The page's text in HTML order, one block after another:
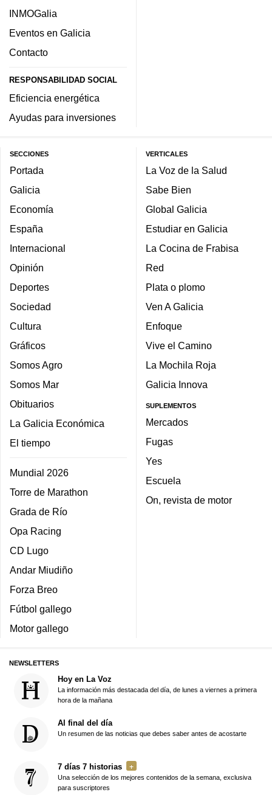
INMOGalia
Eventos en Galicia
Contacto
RESPONSABILIDAD SOCIAL
Eficiencia energética
Ayudas para inversiones
SECCIONES
Portada
Galicia
Economía
España
Internacional
Opinión
Deportes
Sociedad
Cultura
Gráficos
Somos Agro
Somos Mar
Obituarios
La Galicia Económica
El tiempo
Mundial 2026
Torre de Marathon
Grada de Río
Opa Racing
CD Lugo
Andar Miudiño
Forza Breo
Fútbol gallego
Motor gallego
VERTICALES
La Voz de la Salud
Sabe Bien
Global Galicia
Estudiar en Galicia
La Cocina de Frabisa
Red
Plata o plomo
Ven A Galicia
Enfoque
Vive el Camino
La Mochila Roja
Galicia Innova
SUPLEMENTOS
Mercados
Fugas
Yes
Escuela
On, revista de motor
NEWSLETTERS
Hoy en La Voz
La información más destacada del día, de lunes a viernes a primera
hora de la mañana
Al final del día
Un resumen de las noticias que debes saber antes de acostarte
7 días 7 historias
Una selección de los mejores contenidos de la semana, exclusiva
para suscriptores